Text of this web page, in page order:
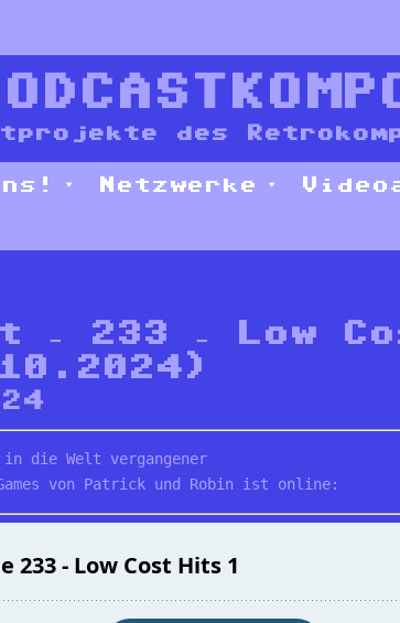
des
Netzwerke
– 233 – Low
die Welt vergangener
von Patrick und Robin ist online: